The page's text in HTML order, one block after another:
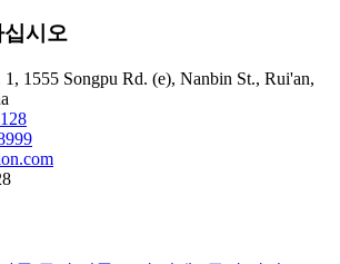
시오
1555 Songpu Rd. (e), Nanbin St., Rui'an,